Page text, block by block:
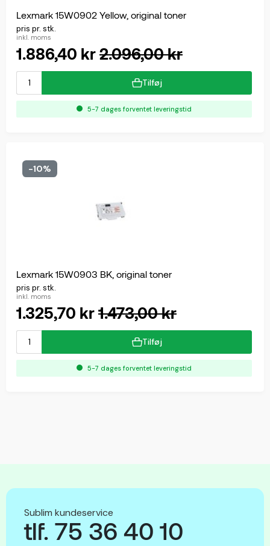
Lexmark 15W0902 Yellow, original toner
pris pr. stk.
inkl. moms
1.886,40 kr2.096,00 kr
Tilføj
5-7 dages forventet leveringstid
-10%
Lexmark 15W0903 BK, original toner
pris pr. stk.
inkl. moms
1.325,70 kr1.473,00 kr
Tilføj
5-7 dages forventet leveringstid
Sublim kundeservice
tlf. 75 36 40 10